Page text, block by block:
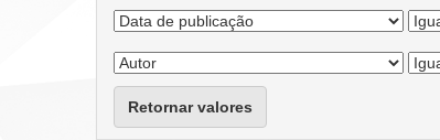
Retornar valores